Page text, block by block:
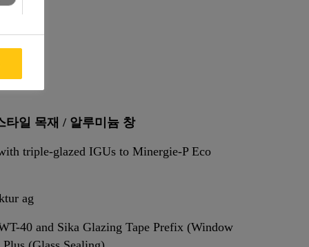
타일 목재 / 알루미늄 창
triple-glazed IGUs to Minergie-P Eco
ag
40 and Sika Glazing Tape Prefix (Window